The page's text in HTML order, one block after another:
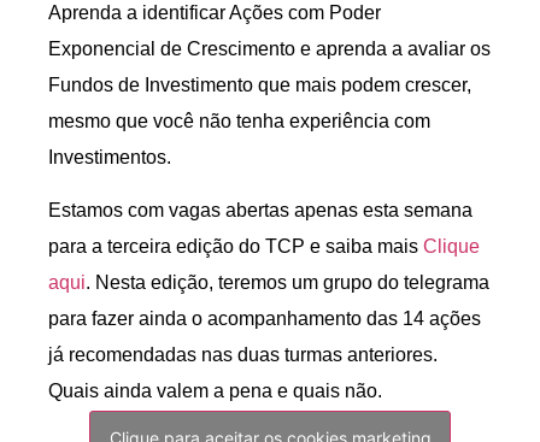
Aprenda a identificar Ações com Poder
Exponencial de Crescimento e aprenda a avaliar os
Fundos de Investimento que mais podem crescer,
mesmo que você não tenha experiência com
Investimentos.
Estamos com vagas abertas apenas esta semana
para a terceira edição do TCP e saiba mais Clique
aqui. Nesta edição, teremos um grupo do telegrama
para fazer ainda o acompanhamento das 14 ações
já recomendadas nas duas turmas anteriores.
Quais ainda valem a pena e quais não.
Clique para aceitar os cookies marketing